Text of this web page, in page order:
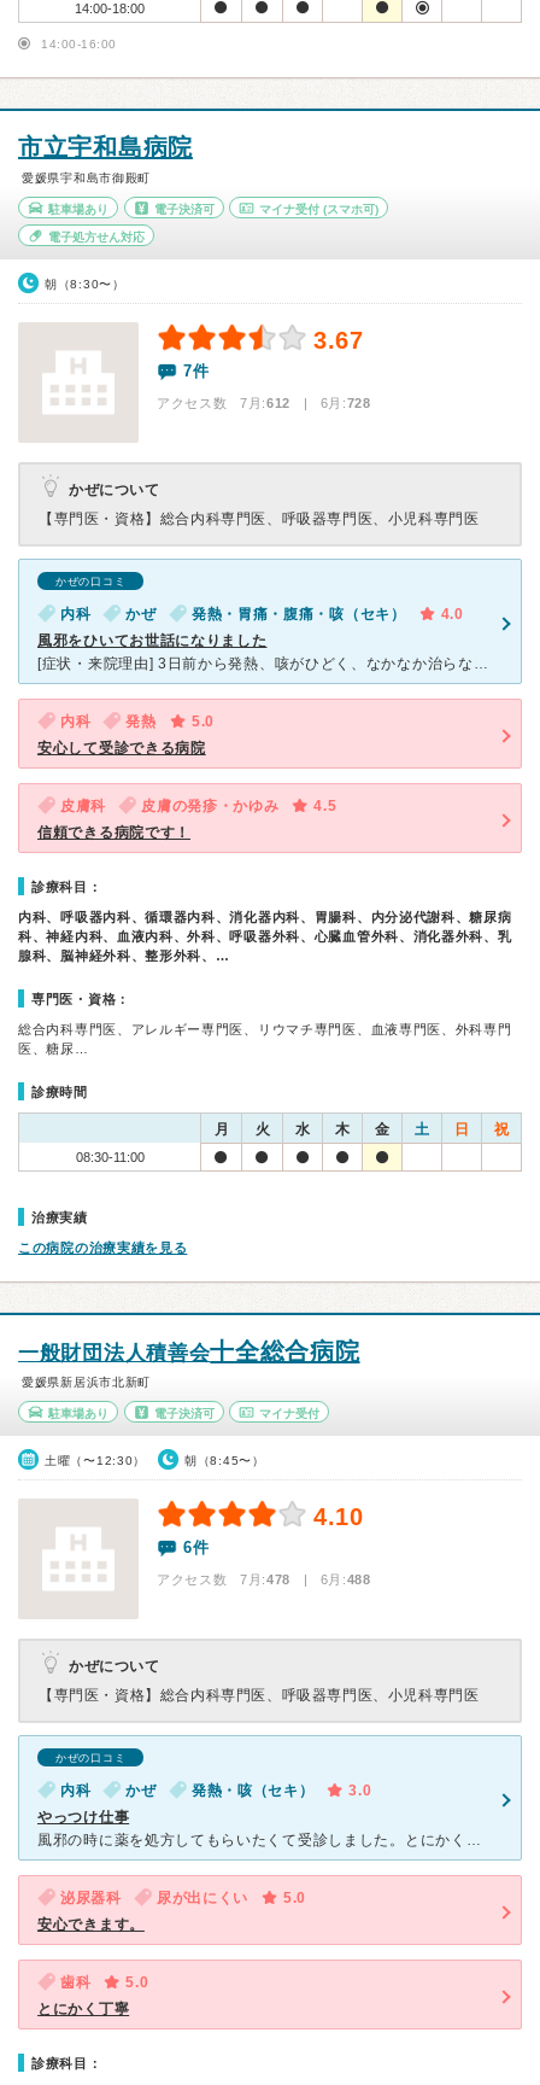
14:00-18:00
14:00-16:00
市立宇和島病院
愛媛県宇和島市御殿町
駐車場あり 電子決済可 マイナ受付 (スマホ可)
電子処方せん対応
朝（8:30〜）
3.67
7件
アクセス数 7月:612 | 6月:728
かぜについて
【専門医・資格】 総合内科専門医、呼吸器専門医、小児科専門医
かぜの口コミ
内科 かぜ 発熱・胃痛・腹痛・咳（セキ）
4.0
風邪をひいてお世話になりました
[症状・来院理由] 3日前から発熱、咳がひどく、なかなか治らないため祖父の通っている市立病院にいきました。 [医師の診断・治療法] インフルエンザではなくただの風邪なので、心配しなくてよいと言う
内科 発熱
5.0
安心して受診できる病院
皮膚科 皮膚の発疹・かゆみ
4.5
信頼できる病院です！
診療科目：
内科、呼吸器内科、循環器内科、消化器内科、胃腸科、内分泌代謝科、糖尿病
科、神経内科、血液内科、外科、呼吸器外科、心臓血管外科、消化器外科、乳
腺科、脳神経外科、整形外科、…
専門医・資格：
総合内科専門医、アレルギー専門医、リウマチ専門医、血液専門医、外科専門
医、糖尿…
診療時間
月 火 水 木 金 土 日 祝
08:30-11:00
治療実績
この病院の治療実績を見る
一般財団法人積善会十全総合病院
愛媛県新居浜市北新町
駐車場あり 電子決済可 マイナ受付
土曜（〜12:30） 朝（8:45〜）
4.10
6件
アクセス数 7月:478 | 6月:488
かぜについて
【専門医・資格】 総合内科専門医、呼吸器専門医、小児科専門医
かぜの口コミ
内科 かぜ 発熱・咳（セキ）
3.0
やっつけ仕事
風邪の時に薬を処方してもらいたくて受診しました。とにかく待ち時間が長いです。診察はあっという間です。 インフルエンザの予防接種で受診した時もやはり待ち時間が長く、午前中の診療時間ギリギリになったので
泌尿器科 尿が出にくい
5.0
安心できます。
歯科
5.0
とにかく丁寧
診療科目：